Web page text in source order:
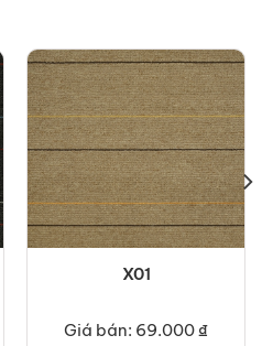
X01
Giá bán: 69.000 ₫